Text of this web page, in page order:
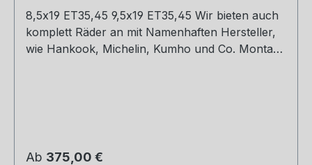
8,5x19 ET35,45 9,5x19 ET35,45 Wir bieten auch
komplett Räder an mit Namenhaften Hersteller,
wie Hankook, Michelin, Kumho und Co. Montage
Regulärer Preis:
Ab 375,00 €